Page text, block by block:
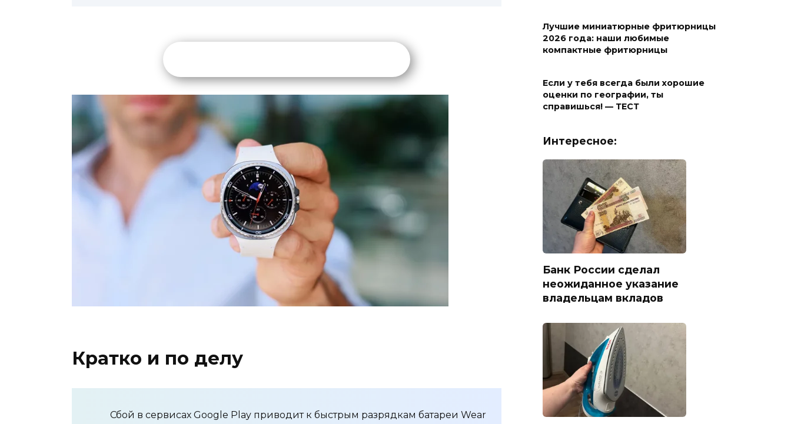
Кратко и по делу
Сбой в сервисах Google Play приводит к быстрым разрядкам батареи Wear
Лучшие миниатюрные фритюрницы
2026 года: наши любимые
компактные фритюрницы
Если у тебя всегда были хорошие
оценки по географии, ты
справишься! — ТЕСТ
Интересное:
Банк России сделал
неожиданное указание
владельцам вкладов